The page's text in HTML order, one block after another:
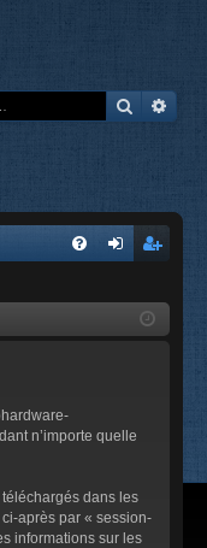
nr
n’importe quelle
dans les
après par « session-
informations sur les